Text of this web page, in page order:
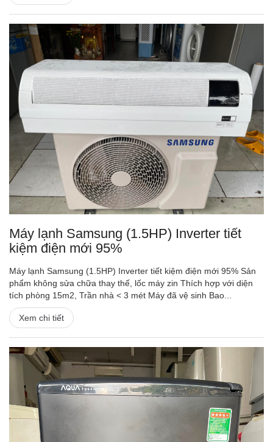
Máy lạnh Samsung (1.5HP) Inverter tiết
kiệm điện mới 95%
Máy lạnh Samsung (1.5HP) Inverter tiết kiệm điện mới 95% Sản
phẩm không sửa chữa thay thế, lốc máy zin Thích hợp với diện
tích phòng 15m2, Trần nhà < 3 mét Máy đã vệ sinh Bao...
Xem chi tiết